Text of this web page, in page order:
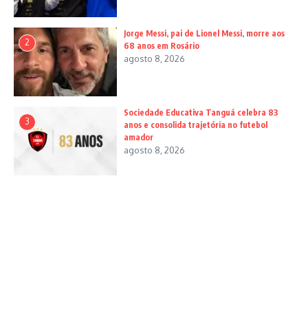
2
Jorge Messi, pai de Lionel Messi, morre aos
68 anos em Rosário
agosto 8, 2026
3
Sociedade Educativa Tanguá celebra 83
anos e consolida trajetória no futebol
amador
agosto 8, 2026